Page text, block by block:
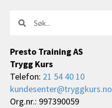
Presto Training AS
Trygg Kurs
Telefon: 21 54 40 10
kundesenter@tryggkurs.no
Org.nr.: 997390059